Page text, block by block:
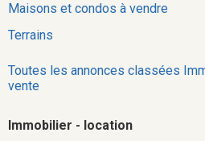
Maisons et condos à vendre
Terrains
Toutes les annonces classées
vente
Immobilier - location